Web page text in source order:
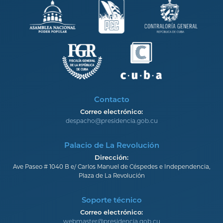
Contacto
Correo electrónico:
despacho@presidencia.gob.cu
Palacio de La Revolución
Dirección:
Ave Paseo # 1040 B e/ Carlos Manuel de Céspedes e Independencia,
Plaza de La Revolución
Soporte técnico
Correo electrónico:
webmaster@presidencia.gob.cu